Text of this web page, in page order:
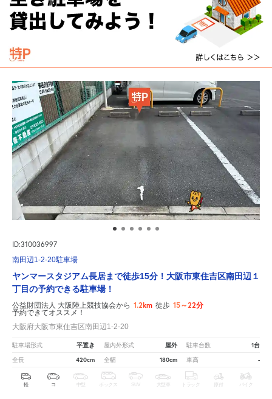
ID:310036997
南田辺1-2-20駐車場
ヤンマースタジアム長居まで徒歩15分！大阪市東住吉区南田辺１
丁目の予約できる駐車場！
公益財団法人 大阪陸上競技協会から 1.2km 徒歩 15～22分
予約できてオススメ！
大阪府大阪市東住吉区南田辺1-2-20
駐車場形式 平置き 屋内外形式 屋外 駐車台数 1台
全長 420cm 全幅 180cm 車高 -
軽 コ 中型 ボックス SUV 大型車 トラック 原付 バイク